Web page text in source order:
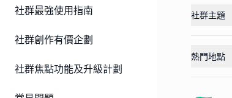
社群最強使用指南
社群創作有價企劃
社群焦點功能及升級計劃
社群主題
熱門地點